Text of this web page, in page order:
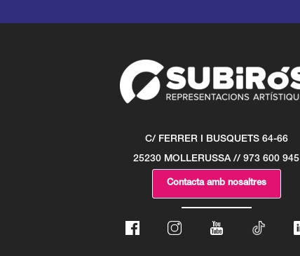
C/ FERRER I BUSQUETS 64-66
25230 MOLLERUSSA // 973 600 945
Contacta amb nosaltres